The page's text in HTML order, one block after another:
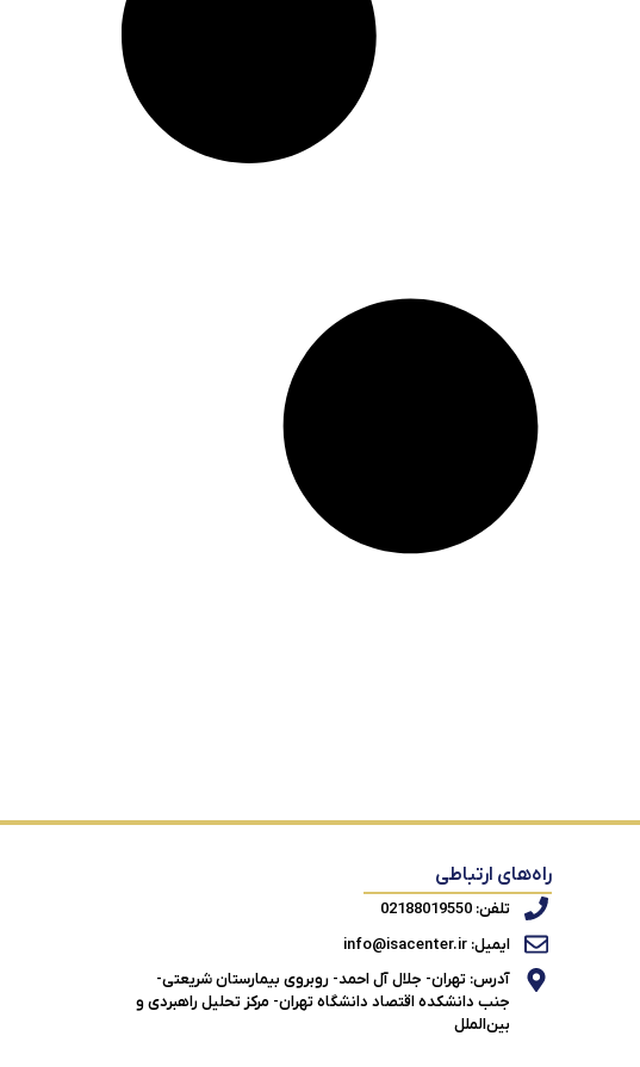
راه‌های ارتباطی
تلفن: 02188019550
ایمیل: info@isacenter.ir
آدرس: تهران- جلال آل احمد- روبروی بیمارستان شریعتی-
جنب دانشکده اقتصاد دانشگاه تهران- مرکز تحلیل راهبردی و
بین‌الملل